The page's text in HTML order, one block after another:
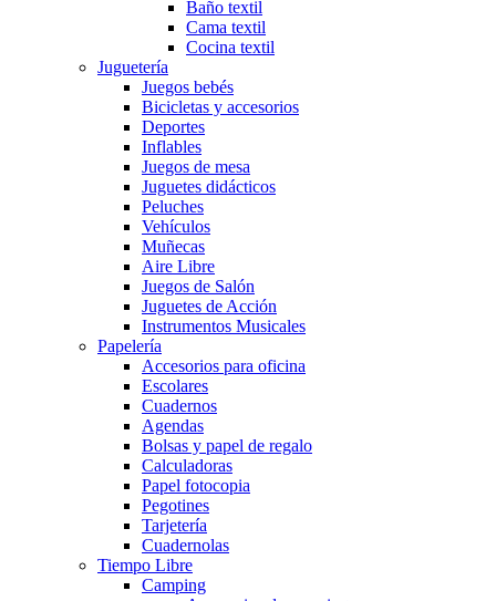
Baño textil
Cama textil
Cocina textil
Juguetería
Juegos bebés
Bicicletas y accesorios
Deportes
Inflables
Juegos de mesa
Juguetes didácticos
Peluches
Vehículos
Muñecas
Aire Libre
Juegos de Salón
Juguetes de Acción
Instrumentos Musicales
Papelería
Accesorios para oficina
Escolares
Cuadernos
Agendas
Bolsas y papel de regalo
Calculadoras
Papel fotocopia
Pegotines
Tarjetería
Cuadernolas
Tiempo Libre
Camping